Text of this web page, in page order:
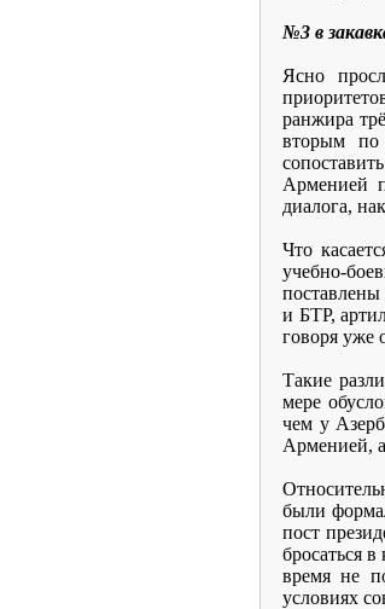
№3 в
Ясно
ранжира
вторым по
Арменией
диалога,
Что
учебно-
и БТР,
говоря уже
Такие
мере
чем у
Арменией,
были
пост
бросаться
время не
условиях